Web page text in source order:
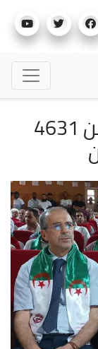
توزيع مقررات الإستفادة من 4631